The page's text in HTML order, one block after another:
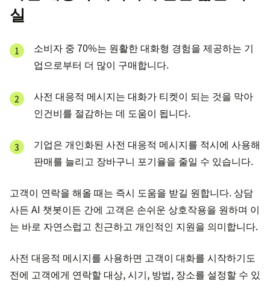
실
소비자 중 70%는 원활한 대화형 경험을 제공하는 기
업으로부터 더 많이 구매합니다.
사전 대응적 메시지는 대화가 티켓이 되는 것을 막아
인건비를 절감하는 데 도움이 됩니다.
기업은 개인화된 사전 대응적 메시지를 적시에 사용해
판매를 늘리고 장바구니 포기율을 줄일 수 있습니다.
고객이 연락을 해올 때는 즉시 도움을 받길 원합니다. 상담
사든 AI 챗봇이든 간에 고객은 손쉬운 상호작용을 원하며 이
는 바로 자연스럽고 친근하고 개인적인 지원을 의미합니다.
사전 대응적 메시지를 사용하면 고객이 대화를 시작하기도
전에 고객에게 연락할 대상, 시기, 방법, 장소를 설정할 수 있